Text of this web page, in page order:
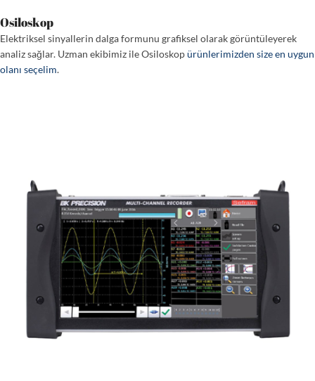
Osiloskop
Elektriksel sinyallerin dalga formunu grafiksel olarak görüntüleyerek
analiz sağlar. Uzman ekibimiz ile Osiloskopürünlerimizden size en uygun
olanı seçelim.